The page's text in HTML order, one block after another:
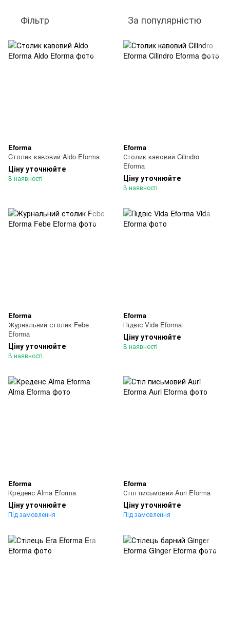
Фільтр За популярністю
Eforma
Cтолик кавовий Aldo Eforma
Ціну уточнюйте
В наявності
Eforma
Столик кавовий Cilindro
Eforma
Ціну уточнюйте
В наявності
Eforma
Журнальний столик Febe
Eforma
Ціну уточнюйте
В наявності
Eforma
Підвіс Vida Eforma
Ціну уточнюйте
В наявності
Eforma
Креденс Alma Eforma
Ціну уточнюйте
Під замовлення
Eforma
Стіл письмовий Auri Eforma
Ціну уточнюйте
Під замовлення